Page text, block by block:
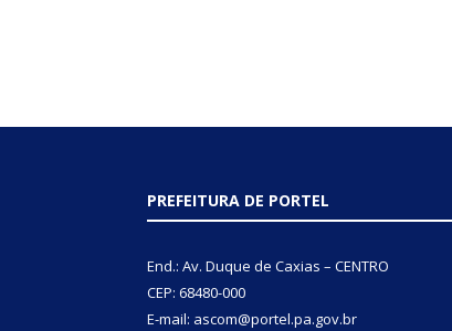
PREFEITURA DE PORTEL
End.: Av. Duque de Caxias – CENTRO
CEP: 68480-000
E-mail: ascom@portel.pa.gov.br